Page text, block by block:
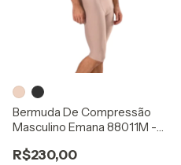
Bermuda De Compressão
Masculino Emana 88011M -
R$230,00